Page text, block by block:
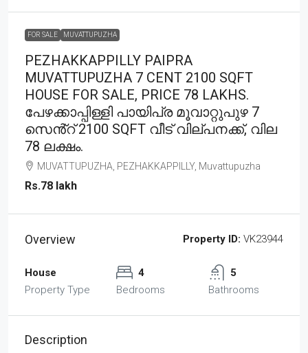
FOR SALE MUVATTUPUZHA
PEZHAKKAPPILLY PAIPRA
MUVATTUPUZHA 7 CENT 2100 SQFT
HOUSE FOR SALE, PRICE 78 LAKHS.
പേഴക്കാപ്പിള്ളി പായിപ്ര മൂവാറ്റുപുഴ 7
സെൻ്റ് 2100 SQFT വീട് വില്പനക്ക്, വില
78 ലക്ഷം.
MUVATTUPUZHA, PEZHAKKAPPILLY, Muvattupuzha
Rs.78 lakh
Overview Property ID: VK23944
House
Property Type
4
Bedrooms
5
Bathrooms
Description